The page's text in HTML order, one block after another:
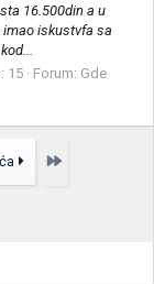
16.500din a u
imao iskustvfa sa
15 Forum: Gde
Poslednja